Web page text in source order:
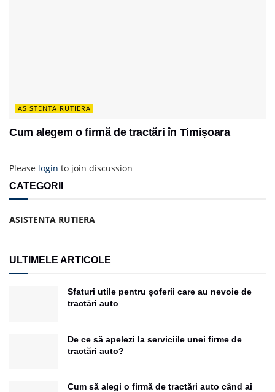
ASISTENTA RUTIERA
Cum alegem o firmă de tractări în Timișoara
Please login to join discussion
CATEGORII
ASISTENTA RUTIERA
ULTIMELE ARTICOLE
Sfaturi utile pentru șoferii care au nevoie de
tractări auto
De ce să apelezi la serviciile unei firme de
tractări auto?
Cum să alegi o firmă de tractări auto când ai